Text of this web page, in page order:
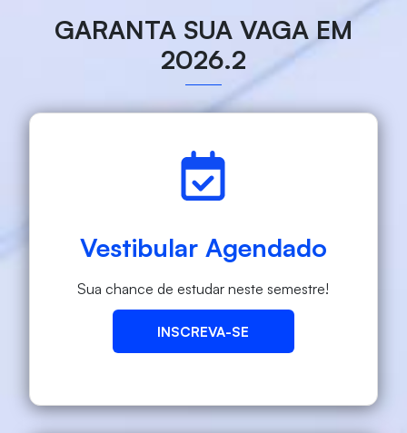
GARANTA SUA VAGA EM
2026.2
Vestibular Agendado
Sua chance de estudar neste semestre!
INSCREVA-SE